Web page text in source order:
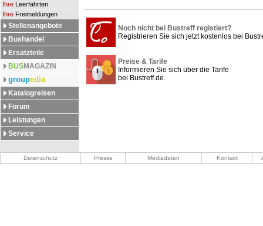
Ihre Leerfahrten
Ihre Freimeldungen
Stellenangebote
Bushandel
Ersatzteile
BUSMAGAZIN
groupedia
Katalogreisen
Forum
Leistungen
Service
Noch nicht bei Bustreff registiert?
Registrieren Sie sich jetzt kostenlos bei
Preise & Tarife
Informieren Sie sich über die Tarife
bei Bustreff.de.
Datenschutz Presse Mediadaten Kontakt